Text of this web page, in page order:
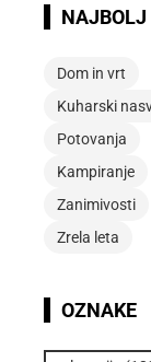
NAJBOLJ
Dom in vrt
Kuharski
Potovanja
Kampiranje
Zanimivosti
Zrela leta
OZNAKE